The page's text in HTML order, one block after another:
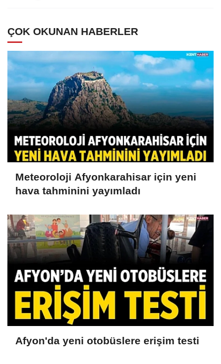
ÇOK OKUNAN HABERLER
Meteoroloji Afyonkarahisar için yeni
hava tahminini yayımladı
Afyon'da yeni otobüslere erişim testi